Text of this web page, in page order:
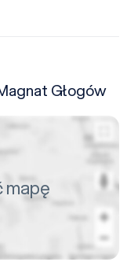
Głogów
mapę